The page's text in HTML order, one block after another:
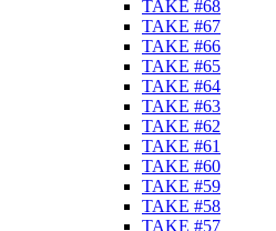
TAKE #68
TAKE #67
TAKE #66
TAKE #65
TAKE #64
TAKE #63
TAKE #62
TAKE #61
TAKE #60
TAKE #59
TAKE #58
TAKE #57